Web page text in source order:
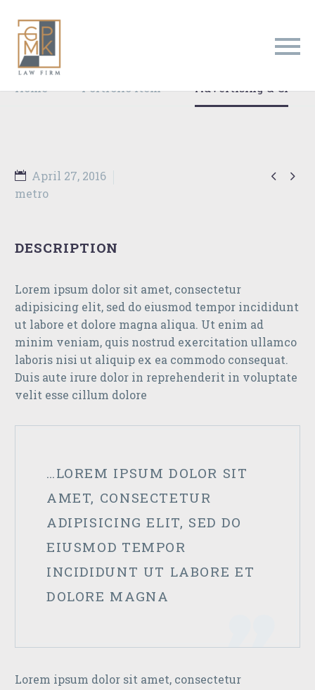
Clean & Trendy
Home Portfolio Item Advertising & CI
 
April 27, 2016
metro
DESCRIPTION
Lorem ipsum dolor sit amet, consectetur
adipisicing elit, sed do eiusmod tempor incididunt
ut labore et dolore magna aliqua. Ut enim ad
minim veniam, quis nostrud exercitation ullamco
laboris nisi ut aliquip ex ea commodo consequat.
Duis aute irure dolor in reprehenderit in voluptate
velit esse cillum dolore
…LOREM IPSUM DOLOR SIT
AMET, CONSECTETUR
ADIPISICING ELIT, SED DO
EIUSMOD TEMPOR
INCIDIDUNT UT LABORE ET
DOLORE MAGNA
Lorem ipsum dolor sit amet, consectetur